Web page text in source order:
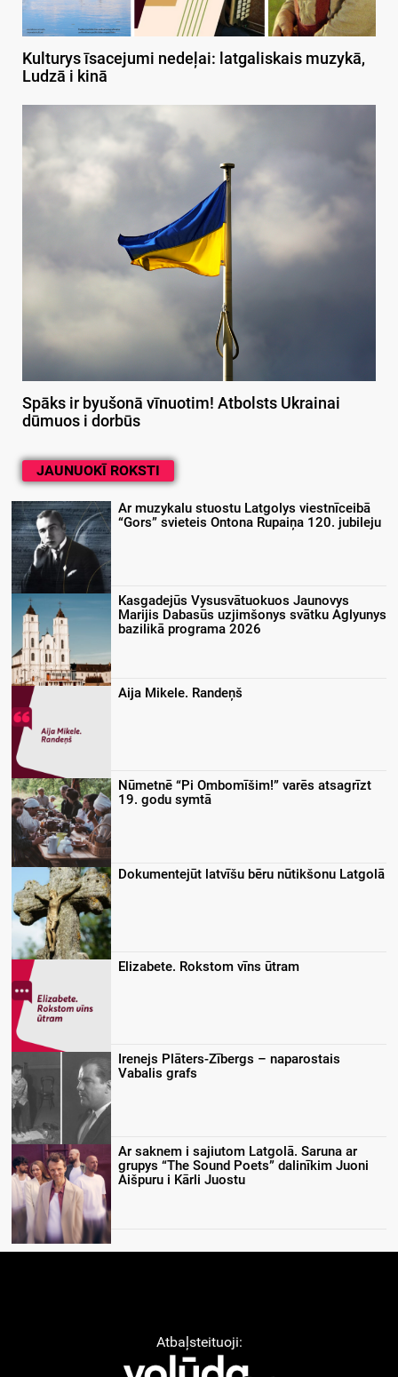
Kulturys īsacejumi nedeļai: latgaliskais muzykā,
Ludzā i kinā
Spāks ir byušonā vīnuotim! Atbolsts Ukrainai
dūmuos i dorbūs
JAUNUOKĪ ROKSTI
Ar muzykalu stuostu Latgolys viestnīceibā
“Gors” svieteis Ontona Rupaiņa 120. jubileju
Kasgadejūs Vysusvātuokuos Jaunovys
Marijis Dabasūs uzjimšonys svātku Aglyunys
bazilikā programa 2026
Aija Mikele. Randeņš
Nūmetnē “Pi Ombomīšim!” varēs atsagrīzt
19. godu symtā
Dokumentejūt latvīšu bēru nūtikšonu Latgolā
Elizabete. Rokstom vīns ūtram
Irenejs Plāters-Zībergs – naparostais
Vabalis grafs
Ar saknem i sajiutom Latgolā. Saruna ar
grupys “The Sound Poets” dalinīkim Juoni
Aišpuru i Kārli Juostu
Atbaļsteituoji: